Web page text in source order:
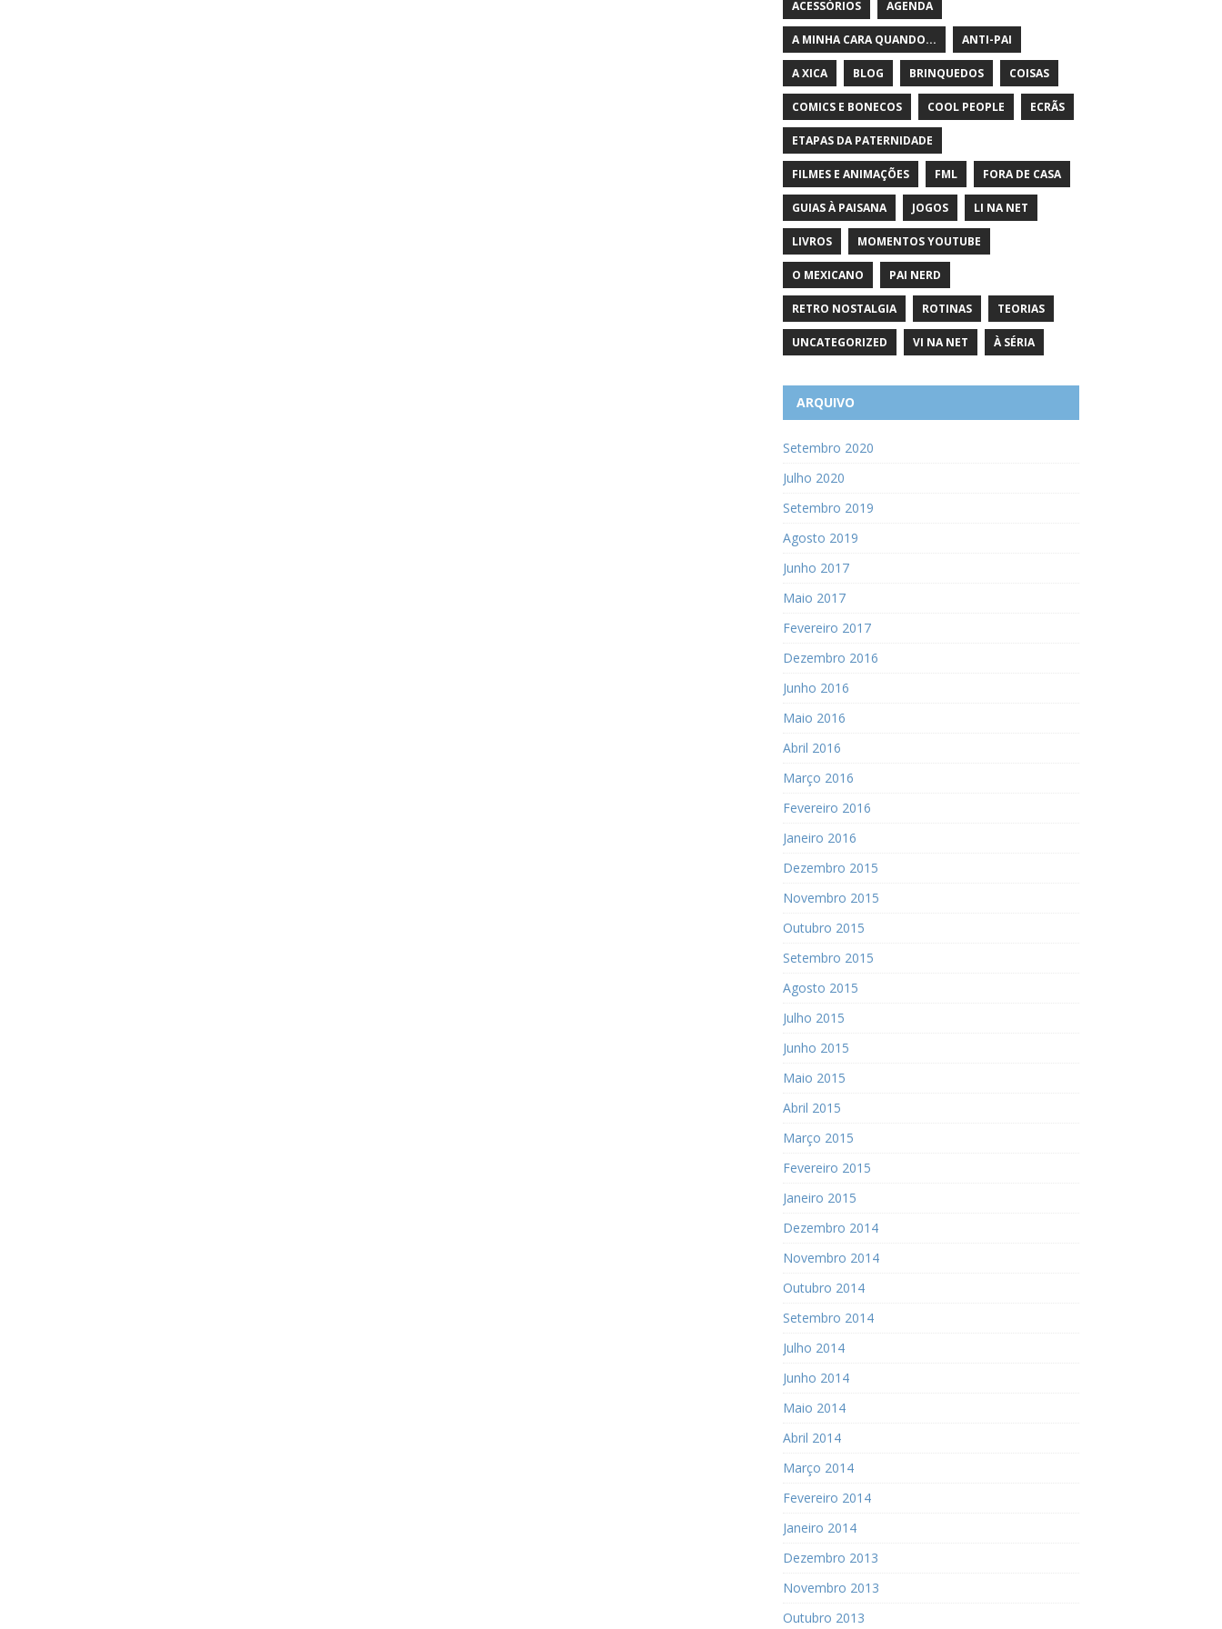
ACESSÓRIOS AGENDA
A MINHA CARA QUANDO... ANTI-PAI
A XICA BLOG BRINQUEDOS COISAS
COMICS E BONECOS COOL PEOPLE ECRÃS
ETAPAS DA PATERNIDADE
FILMES E ANIMAÇÕES FML FORA DE CASA
GUIAS À PAISANA JOGOS LI NA NET
LIVROS MOMENTOS YOUTUBE
O MEXICANO PAI NERD
RETRO NOSTALGIA ROTINAS TEORIAS
UNCATEGORIZED VI NA NET À SÉRIA
ARQUIVO
Setembro 2020
Julho 2020
Setembro 2019
Agosto 2019
Junho 2017
Maio 2017
Fevereiro 2017
Dezembro 2016
Junho 2016
Maio 2016
Abril 2016
Março 2016
Fevereiro 2016
Janeiro 2016
Dezembro 2015
Novembro 2015
Outubro 2015
Setembro 2015
Agosto 2015
Julho 2015
Junho 2015
Maio 2015
Abril 2015
Março 2015
Fevereiro 2015
Janeiro 2015
Dezembro 2014
Novembro 2014
Outubro 2014
Setembro 2014
Julho 2014
Junho 2014
Maio 2014
Abril 2014
Março 2014
Fevereiro 2014
Janeiro 2014
Dezembro 2013
Novembro 2013
Outubro 2013